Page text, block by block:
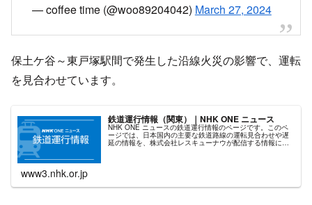
— coffee time (@woo89204042) March 27, 2024
保土ケ谷～東戸塚駅間で発生した沿線火災の影響で、運転
を見合わせています。
鉄道運行情報（関東）｜NHK ONE ニュース
NHK ONE ニュースの鉄道運行情報のページです。このペ
ージでは、日本国内の主要な鉄道路線の運転見合わせや遅
延の情報を、株式会社レスキューナウが配信する情報に基
www3.nhk.or.jp